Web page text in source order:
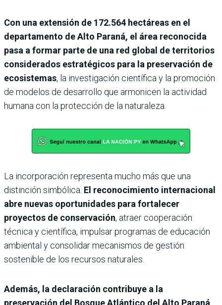
Con una extensión de 172.564 hectáreas en el
departamento de Alto Paraná, el área reconocida
pasa a formar parte de una red global de territorios
considerados estratégicos para la preservación de
ecosistemas, la investigación científica y la promoción
de modelos de desarrollo que armonicen la actividad
humana con la protección de la naturaleza.
La incorporación representa mucho más que una
distinción simbólica. El reconocimiento internacional
abre nuevas oportunidades para fortalecer
proyectos de conservación, atraer cooperación
técnica y científica, impulsar programas de educación
ambiental y consolidar mecanismos de gestión
sostenible de los recursos naturales.
Además, la declaración contribuye a la
preservación del Bosque Atlántico del Alto Paraná